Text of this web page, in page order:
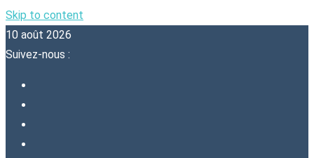
Skip to content
10 août 2026
Suivez-nous :